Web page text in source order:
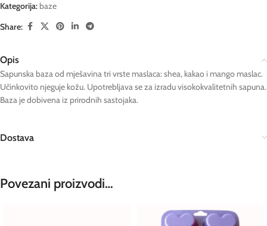
Kategorija: baze
Share:
Opis
Sapunska baza od mješavina tri vrste maslaca: shea, kakao i mango maslac.
Učinkovito njeguje kožu. Upotrebljava se za izradu visokokvalitetnih sapuna.
Baza je dobivena iz prirodnih sastojaka.
Dostava
Povezani proizvodi…